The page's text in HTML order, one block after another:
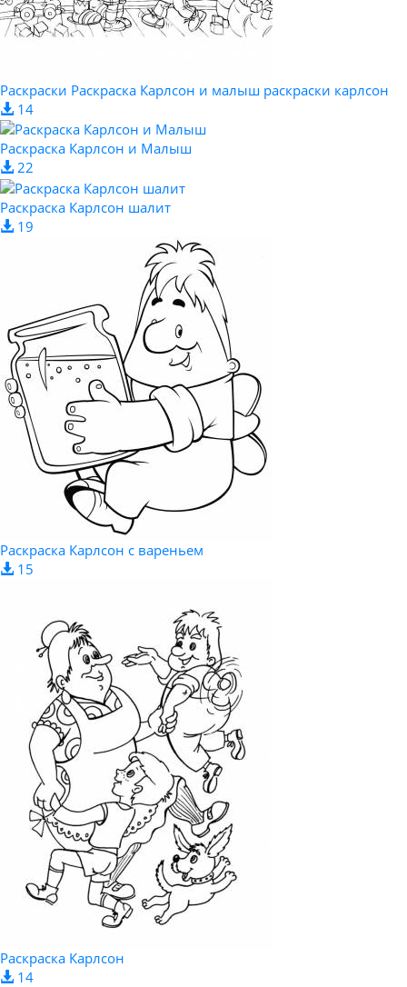
Раскраски Раскраска Карлсон и малыш раскраски карлсон
14
Раскраска Карлсон и Малыш
22
Раскраска Карлсон шалит
19
Раскраска Карлсон с вареньем
15
Раскраска Карлсон
14